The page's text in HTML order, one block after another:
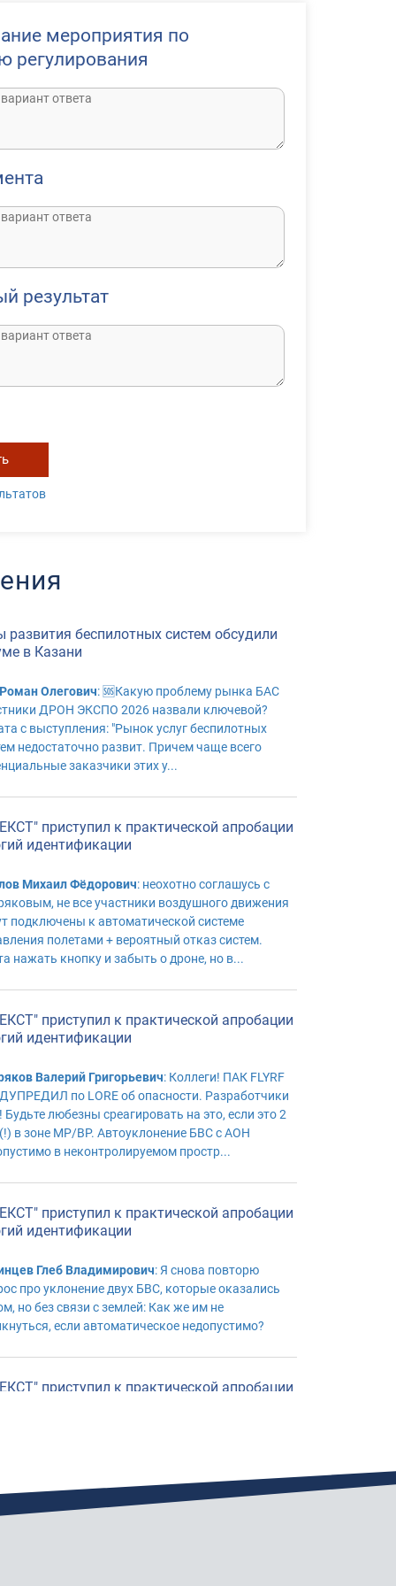
мероприятия по
регулирования
результат
развития беспилотных систем обсудили
в Казани
Олегович: 🆘Какую проблему рынка БАС
ДРОН ЭКСПО 2026 назвали ключевой?
с выступления: "Рынок услуг беспилотных
недостаточно развит. Причем чаще всего
заказчики этих у...
приступил к практической апробации
идентификации
Михаил Фёдорович: неохотно соглашусь с
не все участники воздушного движения
подключены к автоматической системе
полетами + вероятный отказ систем.
нажать кнопку и забыть о дроне, но в...
приступил к практической апробации
идентификации
Валерий Григорьевич: Коллеги! ПАК FLYRF
по LORE об опасности. Разработчики
Будьте любезны среагировать на это, если это 2
в зоне МР/ВР. Автоуклонение БВС с АОН
в неконтролируемом простр...
приступил к практической апробации
идентификации
Глеб Владимирович: Я снова повторю
про уклонение двух БВС, которые оказались
но без связи с землей: Как же им не
если автоматическое недопустимо?
приступил к практической апробации
реагировать на это ИСКЛЮЧЕНИЕМ маневра
ПВС. Автоматическое УКЛОНЕНИЕ в авиации
ИКАО. Баденское озеро. Внутри роя ...